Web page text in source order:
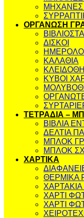
ΜΗΧΑΝΕΣ
ΟΡΓΑΝΩΣΗ
ΔΙΣΚΟΙ
ΚΑΛΑΘΙΑ
ΚΥΒΟΙ
ΤΕΤΡΑΔΙΑ –
ΒΙΒΛΙΑ
ΔΕΛΤΙΑ
ΜΠΛΟΚ
ΜΠΛΟΚ
ΧΑΡΤΙΚΑ
ΘΕΡΜΙΚΑ
ΧΑΡΤΙ
ΧΑΡΤΙ